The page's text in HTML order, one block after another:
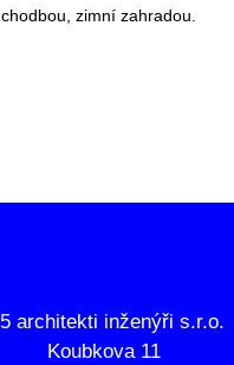
zimní zahradou.
architekti inženýři s.r.o.
Koubkova 11